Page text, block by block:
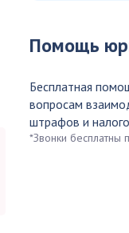
Помощь
Бесплатная
вопросам
штрафов и
*Звонки бесплатны